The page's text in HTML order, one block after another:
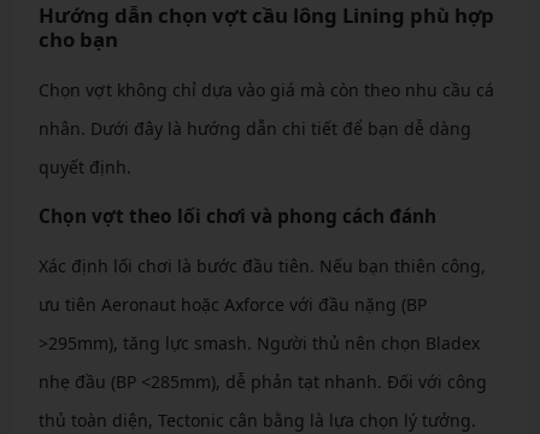
Hướng dẫn chọn vợt cầu lông Lining phù hợp
cho bạn
Chọn vợt không chỉ dựa vào giá mà còn theo nhu cầu cá
nhân. Dưới đây là hướng dẫn chi tiết để bạn dễ dàng
quyết định.
Chọn vợt theo lối chơi và phong cách đánh
Xác định lối chơi là bước đầu tiên. Nếu bạn thiên công,
ưu tiên Aeronaut hoặc Axforce với đầu nặng (BP
>295mm), tăng lực smash. Người thủ nên chọn Bladex
nhẹ đầu (BP <285mm), dễ phản tạt nhanh. Đối với công
thủ toàn diện, Tectonic cân bằng là lựa chọn lý tưởng.